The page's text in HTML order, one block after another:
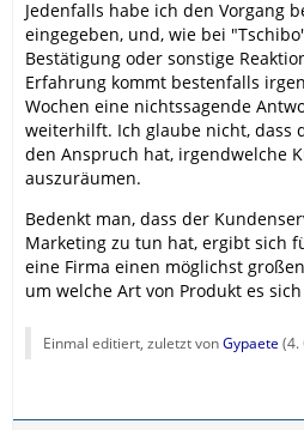
Jedenfalls habe ich den Vorgang
eingegeben, und, wie bei
Bestätigung oder sonstige
Erfahrung kommt bestenfalls
Wochen eine nichtssagende
weiterhilft. Ich glaube nicht, dass
den Anspruch hat, irgendwelche
auszuräumen.
Bedenkt man, dass der
Marketing zu tun hat, ergibt sich
eine Firma einen möglichst
um welche Art von Produkt es
Einmal editiert, zuletzt vonGypaete (4.